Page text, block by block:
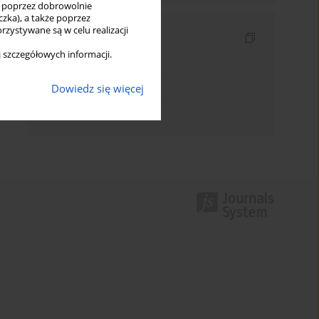
poprzez dobrowolnie
a także poprzez
są w celu realizacji
informacji.
Dowiedz się więcej
Indeksy
Indeks słów kluczowych
Indeks dziedzin